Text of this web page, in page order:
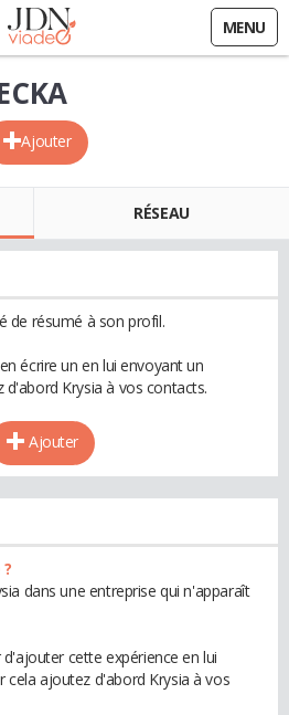
MENU
Ajouter
RÉSEAU
de résumé à son profil.
écrire un en lui envoyant un
Krysia à vos contacts.
Ajouter
dans une entreprise qui n'apparaît
cette expérience en lui
cela ajoutez d'abord Krysia à vos